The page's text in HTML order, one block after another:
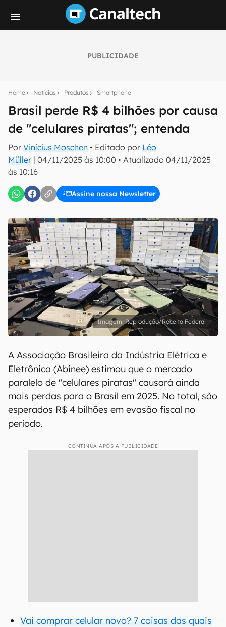
PUBLICIDADE
Home Notícias Produtos Smartphone
Brasil perde R$ 4 bilhões por causa
de "celulares piratas"; entenda
Por Vinícius Moschen • Editado por Léo
Müller | 04/11/2025 às 10:00 • Atualizado 04/11/2025
às 10:16
Assine nossa Newsletter
notícias e reviews sobre tecnologia em primeira
mão.
E-mail
Confirmo que li, aceito e concordo com os
Reprodução/Receita Federal
A Associação Brasileira da Indústria Elétrica e
Eletrônica (Abinee) estimou que o mercado
paralelo de "celulares piratas" causará ainda
mais perdas para o Brasil em 2025. No total, são
esperados R$ 4 bilhões em evasão fiscal no
período.
CONTINUA APÓS A PUBLICIDADE
Vai comprar celular novo? 7 coisas das quais